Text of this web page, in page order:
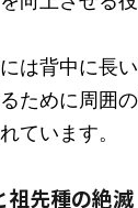
は背中に長
ために周囲
ています。
祖先種の絶滅